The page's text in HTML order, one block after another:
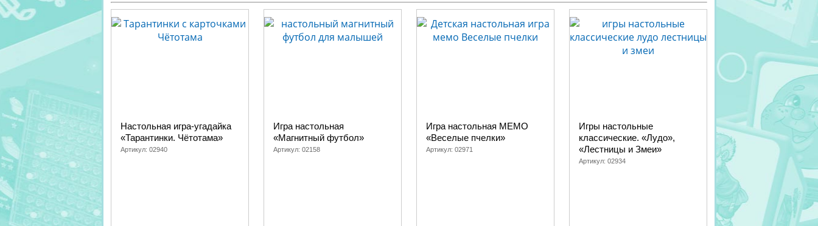
Настольная игра-угадайка
«Тарантинки. Чётотама»
Артикул: 02940
Игра настольная
«Магнитный футбол»
Артикул: 02158
Игра настольная МЕМО
«Веселые пчелки»
Артикул: 02971
Игры настольные
классические. «Лудо»,
«Лестницы и Змеи»
Артикул: 02934